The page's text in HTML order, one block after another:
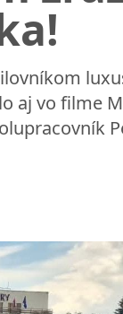
aj vo filme